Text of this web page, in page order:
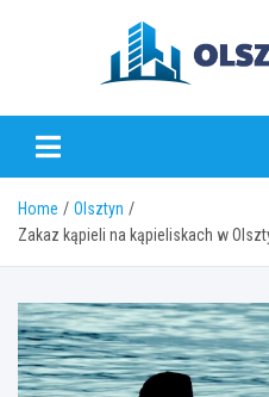
Home
Olsztyn
Zakaz kąpieli na kąpieliskach w